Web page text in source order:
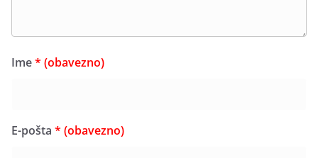
Ime* (obavezno)
E-pošta * (obavezno)